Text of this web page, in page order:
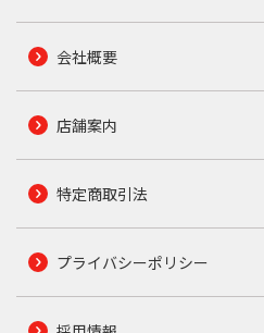
会社概要
店舗案内
特定商取引法
プライバシーポリシー